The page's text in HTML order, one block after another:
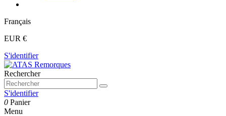
Français
EUR €
S'identifier
Rechercher
S'identifier
0 Panier
Menu